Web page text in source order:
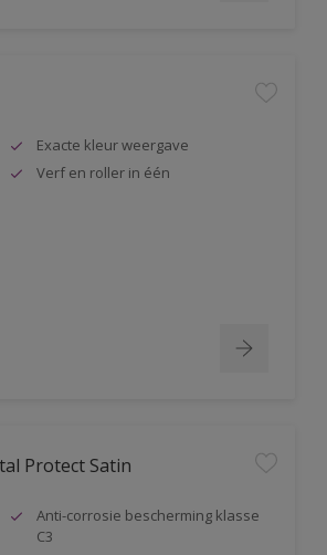
Exacte kleur weergave
Verf en roller in één
Protect Satin
Anti-corrosie bescherming klasse
C3